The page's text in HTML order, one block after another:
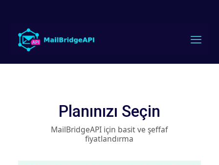
Planınızı Seçin
MailBridgeAPI için basit ve şeffaf
fiyatlandırma